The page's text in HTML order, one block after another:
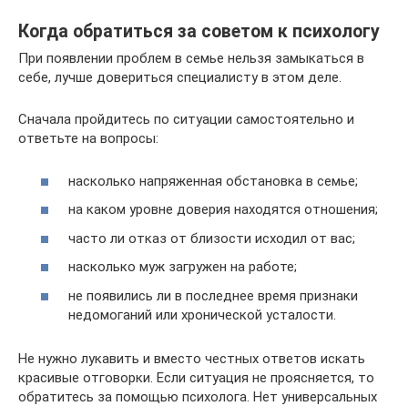
Когда обратиться за советом к психологу
При появлении проблем в семье нельзя замыкаться в
себе, лучше довериться специалисту в этом деле.
Сначала пройдитесь по ситуации самостоятельно и
ответьте на вопросы:
насколько напряженная обстановка в семье;
на каком уровне доверия находятся отношения;
часто ли отказ от близости исходил от вас;
насколько муж загружен на работе;
не появились ли в последнее время признаки
недомоганий или хронической усталости.
Не нужно лукавить и вместо честных ответов искать
красивые отговорки. Если ситуация не проясняется, то
обратитесь за помощью психолога. Нет универсальных